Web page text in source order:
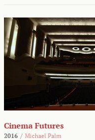
Cinema Futures
2016 / Michael Palm